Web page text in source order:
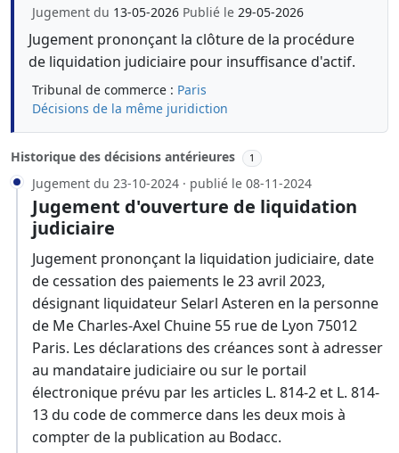
Jugement du 13-05-2026 Publié le 29-05-2026
Jugement prononçant la clôture de la procédure
de liquidation judiciaire pour insuffisance d'actif.
Tribunal de commerce : Paris
Décisions de la même juridiction
Historique des décisions antérieures 1
Jugement du 23-10-2024 · publié le 08-11-2024
Jugement d'ouverture de liquidation
judiciaire
Jugement prononçant la liquidation judiciaire, date
de cessation des paiements le 23 avril 2023,
désignant liquidateur Selarl Asteren en la personne
de Me Charles-Axel Chuine 55 rue de Lyon 75012
Paris. Les déclarations des créances sont à adresser
au mandataire judiciaire ou sur le portail
électronique prévu par les articles L. 814-2 et L. 814-
13 du code de commerce dans les deux mois à
compter de la publication au Bodacc.